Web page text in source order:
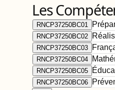
Les
RNCP37250BC01
RNCP37250BC02
RNCP37250BC03
RNCP37250BC04
RNCP37250BC05
RNCP37250BC06